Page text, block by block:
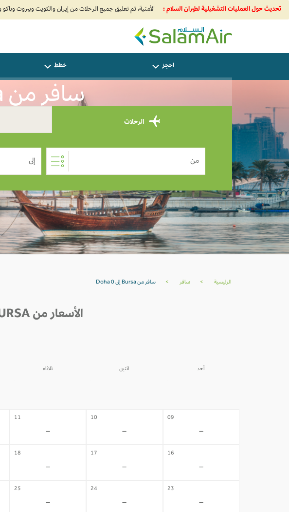
تحديث حول العمليات التشغيلية لطيران السلام :
SalamAir
احجز خطط
سافر من Bursa إلى Doha 0
الرحلات
من إلى
الرئيسية > سافر > سافر من Bursa إلى Doha 0
الأسعار من BURSA إلى DOHA خلال 30 يوم القادمة
أحد اثنين ثلاثاء
09
-
10
-
11
-
16
-
17
-
18
-
23
-
24
-
25
-